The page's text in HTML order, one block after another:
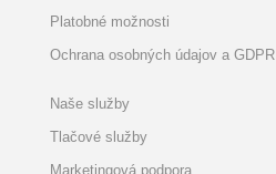
Platobné možnosti
Ochrana osobných údajov a GDPR
Naše služby
Tlačové služby
Marketingová podpora